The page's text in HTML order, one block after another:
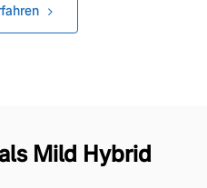
Mild Hybrid